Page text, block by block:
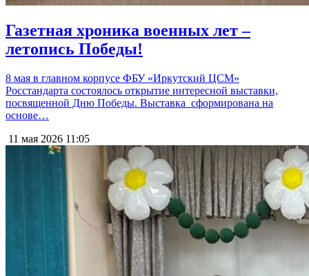
Газетная хроника военных лет –
летопись Победы!
8 мая в главном корпусе ФБУ «Иркутский ЦСМ»
Росстандарта состоялось открытие интересной выставки,
посвященной Дню Победы. Выставка сформирована на
основе…
11 мая 2026 11:05